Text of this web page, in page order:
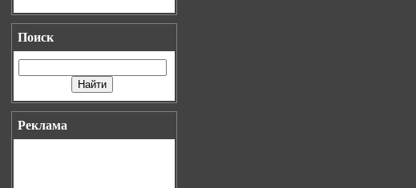
Поиск
Реклама